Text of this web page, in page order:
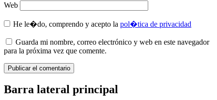
Web
He le�do, comprendo y acepto la pol�tica de privacidad
Guarda mi nombre, correo electrónico y web en este navegador
para la próxima vez que comente.
Barra lateral principal